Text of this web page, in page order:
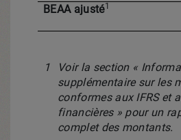
BEAA ajusté1
1
Voir la section «
supplémentaire sur les
conformes aux IFRS et
financières » pour un
complet des montants.